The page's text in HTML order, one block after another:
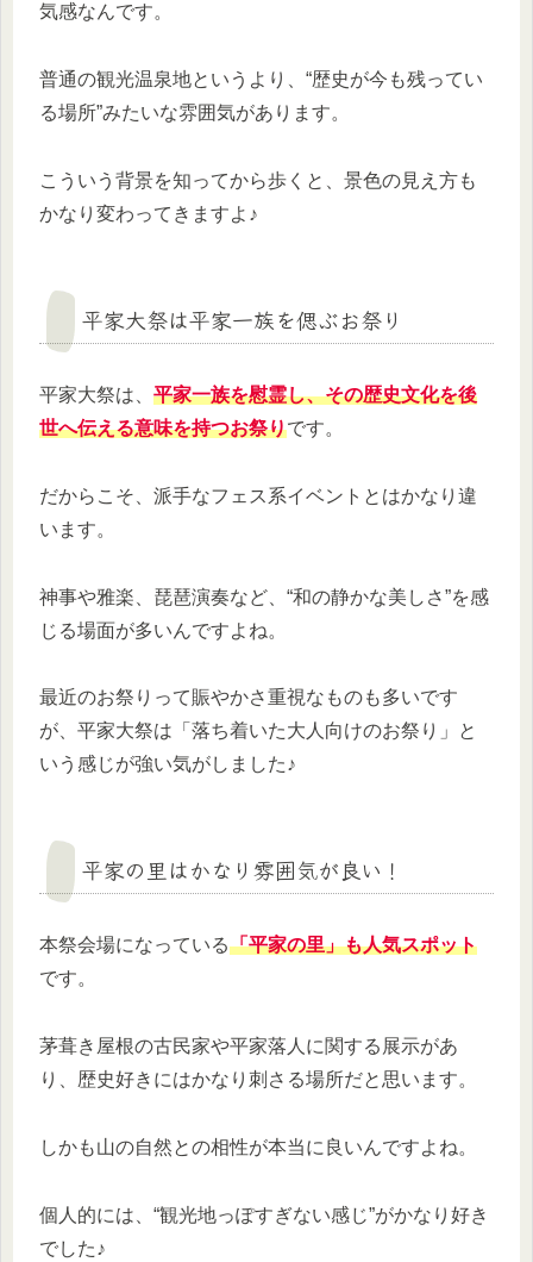
気感なんです。
普通の観光温泉地というより、“歴史が今も残ってい
る場所”みたいな雰囲気があります。
こういう背景を知ってから歩くと、景色の見え方も
かなり変わってきますよ♪
平家大祭は平家一族を偲ぶお祭り
平家大祭は、 平家一族を慰霊し、その歴史文化を後
世へ伝える意味を持つお祭りです。
だからこそ、派手なフェス系イベントとはかなり違
います。
神事や雅楽、琵琶演奏など、“和の静かな美しさ”を感
じる場面が多いんですよね。
最近のお祭りって賑やかさ重視なものも多いです
が、平家大祭は「落ち着いた大人向けのお祭り」と
いう感じが強い気がしました♪
平家の里はかなり雰囲気が良い！
本祭会場になっている「平家の里」も人気スポット
です。
茅葺き屋根の古民家や平家落人に関する展示があ
り、歴史好きにはかなり刺さる場所だと思います。
しかも山の自然との相性が本当に良いんですよね。
個人的には、“観光地っぽすぎない感じ”がかなり好き
でした♪